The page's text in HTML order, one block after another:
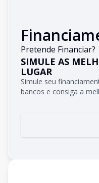
Pretende Financiar?
SIMULE AS
LUGAR
Simule seu
bancos e consiga a